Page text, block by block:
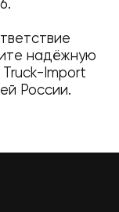
.
надёжную
Truck-Import
России.